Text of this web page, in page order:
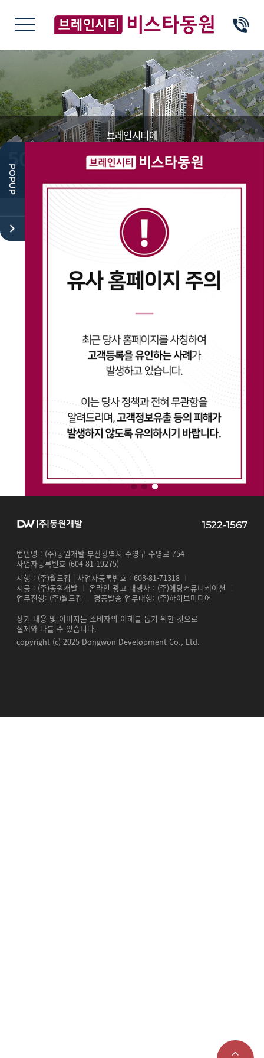
브레인 시티
브레인시티에
50년 VISTA동원이 함께합니다.
02
1522-1567
법인명 : (주)동원개발 부산광역시 수영구 수영로 754
사업자등록번호 (604-81-19275)
시행 : (주)월드컵 | 사업자등록번호 : 603-81-71318
시공 : (주)동원개발
온라인 광고 대행사 : (주)애딩커뮤니케이션
업무진행: (주)월드컵
경품발송 업무대행: (주)하이브미디어
상기 내용 및 이미지는 소비자의 이해를 돕기 위한 것으로
실제와 다를 수 있습니다.
copyright (c) 2025 Dongwon Development Co., Ltd.